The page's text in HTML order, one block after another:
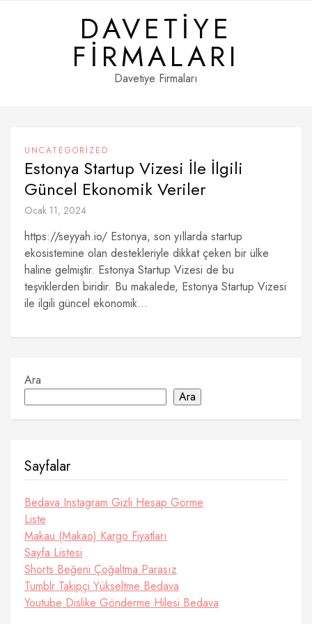
DAVETIYE
FIRMALARI
Davetiye Firmaları
UNCATEGORIZED
Estonya Startup Vizesi İle İlgili
Güncel Ekonomik Veriler
Ocak 11, 2024
https://seyyah.io/ Estonya, son yıllarda startup
ekosistemine olan destekleriyle dikkat çeken bir ülke
haline gelmiştir. Estonya Startup Vizesi de bu
teşviklerden biridir. Bu makalede, Estonya Startup Vizesi
ile ilgili güncel ekonomik...
Ara
Ara
Sayfalar
Bedava Instagram Gizli Hesap Görme
Liste
Makau (Makao) Kargo Fiyatları
Sayfa Listesi
Shorts Beğeni Çoğaltma Parasız
Tumblr Takipçi Yükseltme Bedava
Youtube Dislike Gönderme Hilesi Bedava